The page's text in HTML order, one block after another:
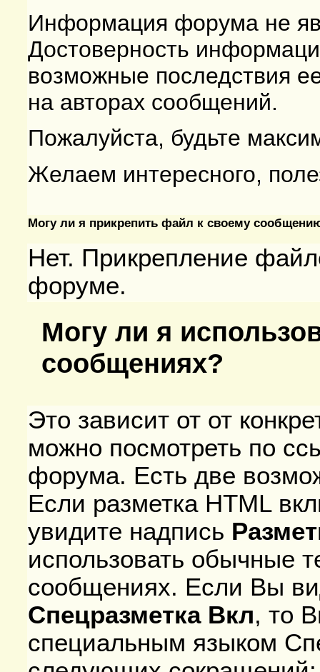
Информация форума не
Достоверность
возможные последствия
на авторах сообщений.
Пожалуйста, будьте
Желаем интересного,
Могу ли я прикрепить файл к своему
Нет. Прикрепление
форуме.
Могу ли я
сообщениях?
Это зависит от от
можно посмотреть по
форума. Есть две
Если разметка HTML
увидите надпись
использовать обычные
сообщениях. Если Вы
Спецразметка Вкл, то
специальным языком